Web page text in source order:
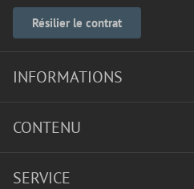
Résilier le contrat
INFORMATIONS
CONTENU
SERVICE